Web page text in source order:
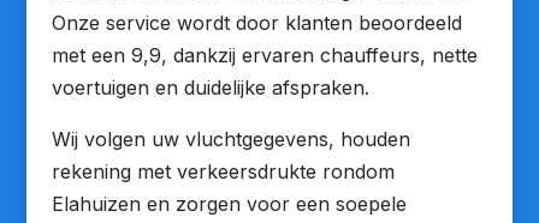
Onze service wordt door klanten beoordeeld
met een 9,9, dankzij ervaren chauffeurs, nette
voertuigen en duidelijke afspraken.
Wij volgen uw vluchtgegevens, houden
rekening met verkeersdrukte rondom
Elahuizen en zorgen voor een soepele